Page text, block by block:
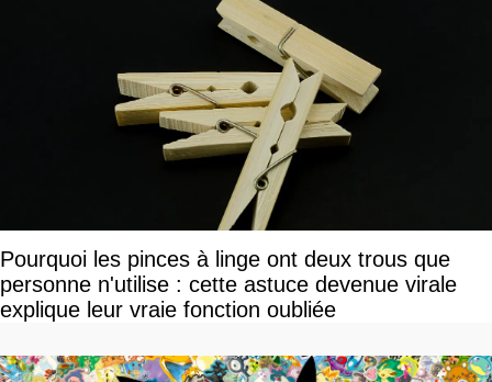
Pourquoi les pinces à linge ont deux trous que
personne n'utilise : cette astuce devenue virale
explique leur vraie fonction oubliée